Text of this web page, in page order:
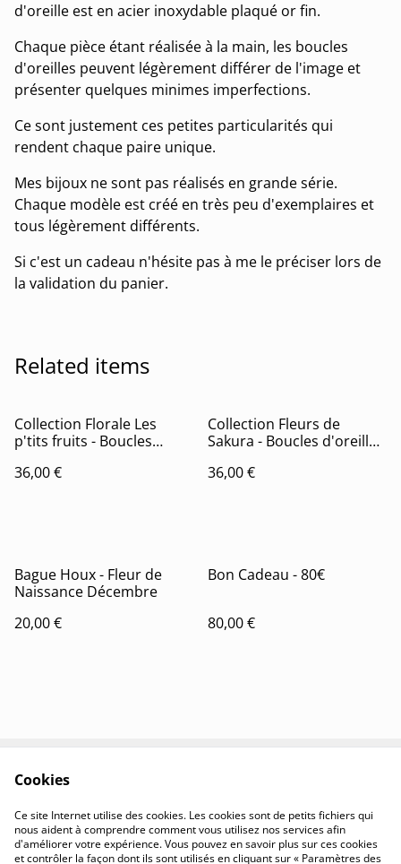
d'oreille est en acier inoxydable plaqué or fin.
Chaque pièce étant réalisée à la main, les boucles
d'oreilles peuvent légèrement différer de l'image et
présenter quelques minimes imperfections.
Ce sont justement ces petites particularités qui
rendent chaque paire unique.
Mes bijoux ne sont pas réalisés en grande série.
Chaque modèle est créé en très peu d'exemplaires et
tous légèrement différents.
Si c'est un cadeau n'hésite pas à me le préciser lors de
la validation du panier.
Related items
Collection Florale Les
p'tits fruits - Boucles
36,00 €
Collection Fleurs de
Sakura - Boucles d'oreilles
36,00 €
Bague Houx - Fleur de
Naissance Décembre
20,00 €
Bon Cadeau - 80€
80,00 €
Politique de
confidentialité
Politique de cookies
Cookies
Ce site Internet utilise des cookies. Les cookies sont de petits fichiers qui
nous aident à comprendre comment vous utilisez nos services afin
d'améliorer votre expérience. Vous pouvez en savoir plus sur ces cookies
et contrôler la façon dont ils sont utilisés en cliquant sur « Paramètres des